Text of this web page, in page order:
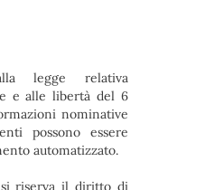
legge relativa
e alle libertà del 6
nominative
possono essere
automatizzato.
si riserva il diritto di